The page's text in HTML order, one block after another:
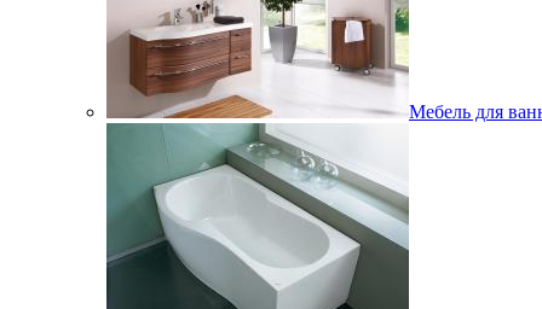
Мебель для